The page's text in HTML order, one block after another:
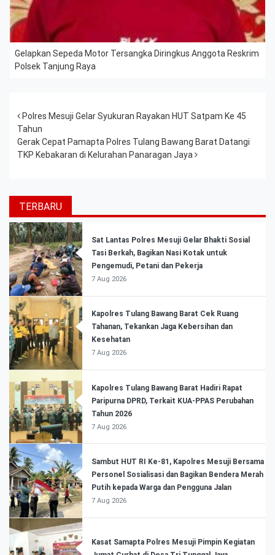
Gelapkan Sepeda Motor Tersangka Diringkus Anggota Reskrim
Polsek Tanjung Raya
Post navigation
Polres Mesuji Gelar Syukuran Rayakan HUT Satpam Ke 45
Tahun
Gerak Cepat Pamapta Polres Tulang Bawang Barat Datangi
TKP Kebakaran di Kelurahan Panaragan Jaya
TERBARU
Sat Lantas Polres Mesuji Gelar Bhakti Sosial
Tasi Berkah, Bagikan Nasi Kotak untuk
Pengemudi, Petani dan Pekerja
7 Aug 2026
Kapolres Tulang Bawang Barat Cek Ruang
Tahanan, Tekankan Jaga Kebersihan dan
Kesehatan
7 Aug 2026
Kapolres Tulang Bawang Barat Hadiri Rapat
Paripurna DPRD, Terkait KUA-PPAS Perubahan
Tahun 2026
7 Aug 2026
Sambut HUT RI Ke-81, Kapolres Mesuji Bersama
Personel Sosialisasi dan Bagikan Bendera Merah
Putih kepada Warga dan Pengguna Jalan
7 Aug 2026
Kasat Samapta Polres Mesuji Pimpin Kegiatan